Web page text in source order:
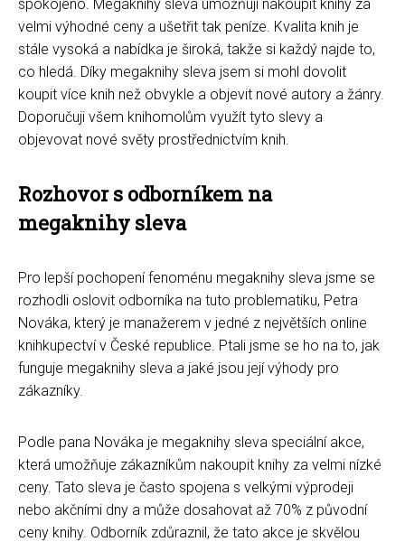
spokojeno. Megaknihy sleva umožňují nakoupit knihy za
velmi výhodné ceny a ušetřit tak peníze. Kvalita knih je
stále vysoká a nabídka je široká, takže si každý najde to,
co hledá. Díky megaknihy sleva jsem si mohl dovolit
koupit více knih než obvykle a objevit nové autory a žánry.
Doporučuji všem knihomolům využít tyto slevy a
objevovat nové světy prostřednictvím knih.
Rozhovor s odborníkem na
megaknihy sleva
Pro lepší pochopení fenoménu megaknihy sleva jsme se
rozhodli oslovit odborníka na tuto problematiku, Petra
Nováka, který je manažerem v jedné z největších online
knihkupectví v České republice. Ptali jsme se ho na to, jak
funguje megaknihy sleva a jaké jsou její výhody pro
zákazníky.
Podle pana Nováka je megaknihy sleva speciální akce,
která umožňuje zákazníkům nakoupit knihy za velmi nízké
ceny. Tato sleva je často spojena s velkými výprodeji
nebo akčními dny a může dosahovat až 70% z původní
ceny knihy. Odborník zdůraznil, že tato akce je skvělou